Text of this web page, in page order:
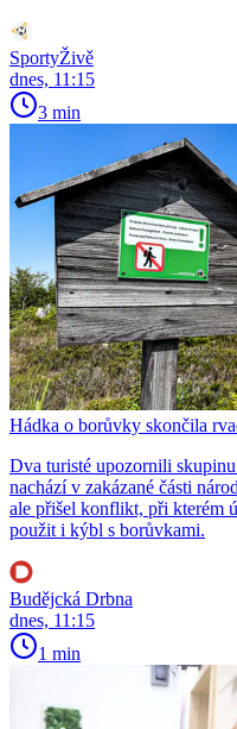
SportyŽivě
dnes, 11:15
3 min
Hádka o borůvky skončila
Dva turisté upozornili
nachází v zakázané části
ale přišel konflikt, při kterém
použit i kýbl s borůvkami.
Budějcká Drbna
dnes, 11:15
1 min